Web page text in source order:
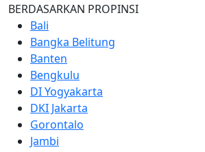
BERDASARKAN PROPINSI
Bali
Bangka Belitung
Banten
Bengkulu
DI Yogyakarta
DKI Jakarta
Gorontalo
Jambi